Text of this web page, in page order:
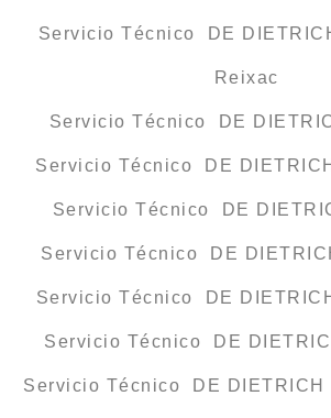
Servicio Técnico DE
Reixac
Servicio Técnico DE
Servicio Técnico DE
Servicio Técnico DE
Servicio Técnico DE
Servicio Técnico DE
Servicio Técnico DE
Servicio Técnico DE